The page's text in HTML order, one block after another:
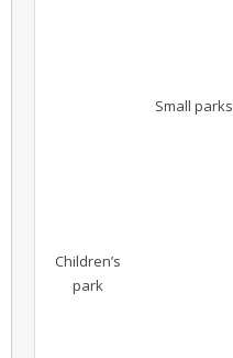
Children’s
park
Small parks